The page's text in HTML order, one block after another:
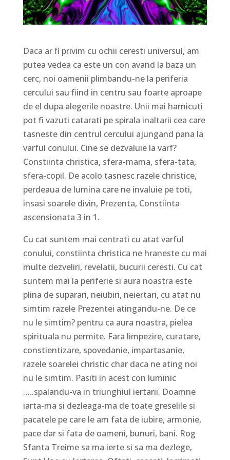
Daca ar fi privim cu ochii ceresti universul, am
putea vedea ca este un con avand la baza un
cerc, noi oamenii plimbandu-ne la periferia
cercului sau fiind in centru sau foarte aproape
de el dupa alegerile noastre. Unii mai harnicuti
pot fi vazuti catarati pe spirala inaltarii cea care
tasneste din centrul cercului ajungand pana la
varful conului. Cine se dezvaluie la varf?
Constiinta christica, sfera-mama, sfera-tata,
sfera-copil. De acolo tasnesc razele christice,
perdeaua de lumina care ne invaluie pe toti,
insasi soarele divin, Prezenta, Constiinta
ascensionata 3 in 1.
Cu cat suntem mai centrati cu atat varful
conului, constiinta christica ne hraneste cu mai
multe dezveliri, revelatii, bucurii ceresti. Cu cat
suntem mai la periferie si aura noastra este
plina de suparari, neiubiri, neiertari, cu atat nu
simtim razele Prezentei atingandu-ne. De ce
nu le simtim? pentru ca aura noastra, pielea
spirituala nu permite. Fara limpezire, curatare,
constientizare, spovedanie, impartasanie,
razele soarelei christic char daca ne ating noi
nu le simtim. Pasiti in acest con luminic
…..spalandu-va in triunghiul iertarii. Doamne
iarta-ma si dezleaga-ma de toate greselile si
pacatele pe care le am fata de iubire, armonie,
pace dar si fata de oameni, bunuri, bani. Rog
Sfanta Treime sa ma ierte si sa ma dezlege,